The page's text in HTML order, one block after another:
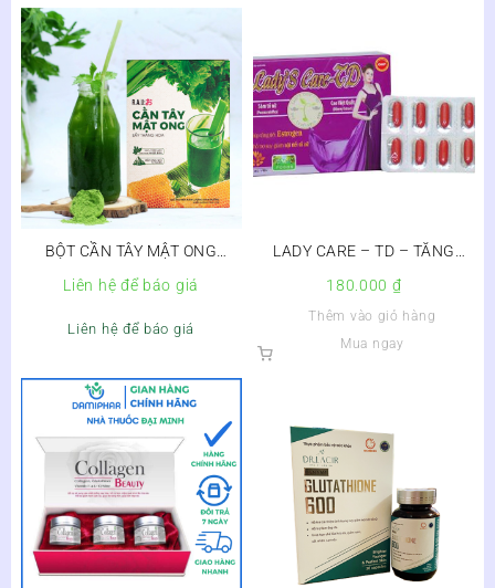
BỘT CẦN TÂY MẬT ONG
MOTREE
Liên hệ để báo giá
Liên hệ để báo giá
LADY CARE – TD – TĂNG
180.000 ₫
Thêm vào giỏ hàng
Mua ngay